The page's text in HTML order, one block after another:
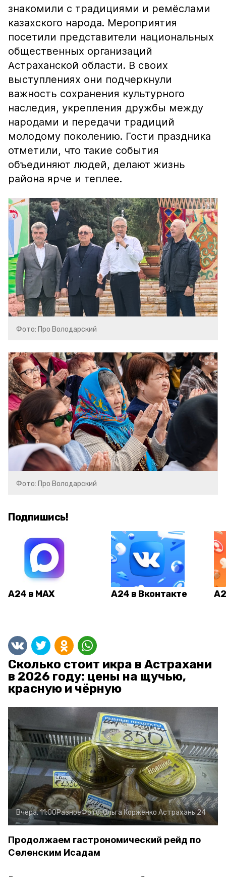
знакомили с традициями и ремёслами
казахского народа. Мероприятия
посетили представители национальных
общественных организаций
Астраханской области. В своих
выступлениях они подчеркнули
важность сохранения культурного
наследия, укрепления дружбы между
народами и передачи традиций
молодому поколению. Гости праздника
отметили, что такие события
объединяют людей, делают жизнь
района ярче и теплее.
Фото: Про Володарский
Фото: Про Володарский
Подпишись!
А24 в MAX А24 в Вконтакте
Сколько стоит икра в Астрахани
в 2026 году: цены на щучью,
красную и чёрную
Вчера, 11:00РазноеФото:Ольга Корженко Астрахань 24
Продолжаем гастрономический рейд по
Селенским Исадам